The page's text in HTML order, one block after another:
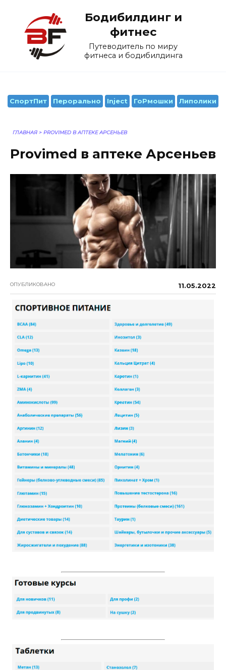
содержанию
Бодибилдинг и
фитнес
Путеводитель по миру
фитнеса и бодибилдинга
СпортПит Перорально Inject ГоРмошки Липолики
ГЛАВНАЯ > PROVIMED В АПТЕКЕ АРСЕНЬЕВ
Provimed в аптеке Арсеньев
ОПУБЛИКОВАНО 11.05.2022